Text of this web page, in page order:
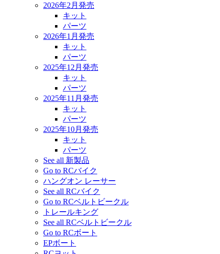
2026年2月発売
キット
パーツ
2026年1月発売
キット
パーツ
2025年12月発売
キット
パーツ
2025年11月発売
キット
パーツ
2025年10月発売
キット
パーツ
See all 新製品
Go to RCバイク
ハングオン レーサー
See all RCバイク
Go to RCベルトビークル
トレールキング
See all RCベルトビークル
Go to RCボート
EPボート